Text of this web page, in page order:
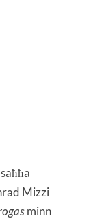
Mizzi
minn